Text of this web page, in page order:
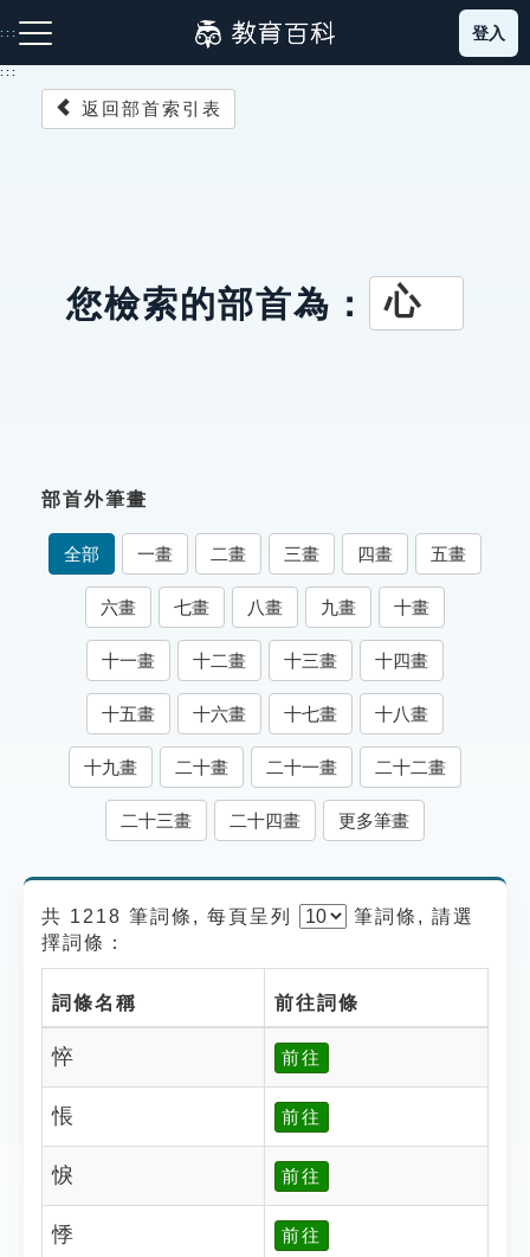
到
主
:::
成語故事
索引選單
知識索引
單字索引
生命大百科索引
遊戲專區
貓頭鷹博士
登入
:::
返回部首索引表
您檢索的部首為： 心
部首外筆畫
全部 一畫 二畫 三畫 四畫 五畫
六畫 七畫 八畫 九畫 十畫
十一畫 十二畫 十三畫 十四畫
十五畫 十六畫 十七畫 十八畫
十九畫 二十畫 二十一畫 二十二畫
二十三畫 二十四畫 更多筆畫
共 1218 筆詞條, 每頁呈列 筆詞條, 請選
擇詞條：
詞條名稱 前往詞條
悴 前往
悵 前往
悷 前往
悸 前往